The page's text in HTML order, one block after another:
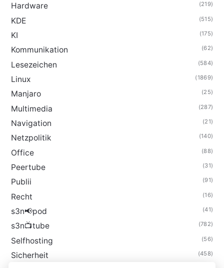
Hardware (219)
KDE (515)
KI (175)
Kommunikation (62)
Lesezeichen (584)
Linux (1869)
Manjaro (25)
Multimedia (287)
Navigation (21)
Netzpolitik (140)
Office (88)
Peertube (31)
Publii (91)
Recht (16)
s3n📢pod (41)
s3n📺tube (782)
Selfhosting (56)
Sicherheit (458)